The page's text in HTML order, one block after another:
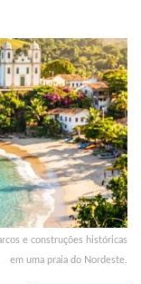
e construções históricas
em uma praia do Nordeste.